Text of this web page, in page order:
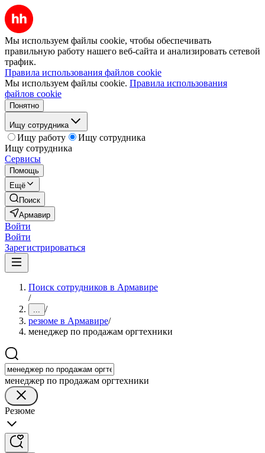
Мы используем файлы cookie, чтобы обеспечивать
правильную работу нашего веб-сайта и анализировать сетевой
трафик.
Правила использования файлов cookie
Мы используем файлы cookie. Правила использования
файлов cookie
Понятно
Ищу сотрудника
Ищу работу
Ищу сотрудника
Ищу сотрудника
Сервисы
Помощь
Ещё
Поиск
Армавир
Войти
Войти
Зарегистрироваться
Поиск сотрудников в Армавире
/
... /
резюме в Армавире/
менеджер по продажам оргтехники
менеджер по продажам оргтехники
Резюме